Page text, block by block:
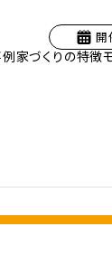
開
家づくりの特徴